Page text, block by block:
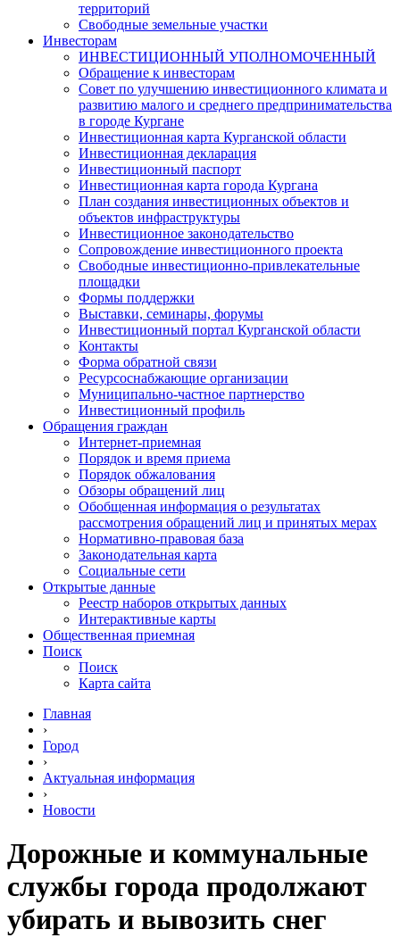
территорий
Свободные земельные участки
Инвесторам
ИНВЕСТИЦИОННЫЙ УПОЛНОМОЧЕННЫЙ
Обращение к инвесторам
Совет по улучшению инвестиционного климата и
развитию малого и среднего предпринимательства
в городе Кургане
Инвестиционная карта Курганской области
Инвестиционная декларация
Инвестиционный паспорт
Инвестиционная карта города Кургана
План создания инвестиционных объектов и
объектов инфраструктуры
Инвестиционное законодательство
Сопровождение инвестиционного проекта
Свободные инвестиционно-привлекательные
площадки
Формы поддержки
Выставки, семинары, форумы
Инвестиционный портал Курганской области
Контакты
Форма обратной связи
Ресурсоснабжающие организации
Муниципально-частное партнерство
Инвестиционный профиль
Обращения граждан
Интернет-приемная
Порядок и время приема
Порядок обжалования
Обзоры обращений лиц
Обобщенная информация о результатах
рассмотрения обращений лиц и принятых мерах
Нормативно-правовая база
Законодательная карта
Социальные сети
Открытые данные
Реестр наборов открытых данных
Интерактивные карты
Общественная приемная
Поиск
Поиск
Карта сайта
Главная
›
Город
›
Актуальная информация
›
Новости
Дорожные и коммунальные
службы города продолжают
убирать и вывозить снег